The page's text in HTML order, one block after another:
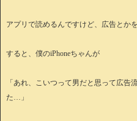
アプリで読めるんですけど、広告とか
すると、僕のiPhoneちゃんが
「あれ、こいつって男だと思って広告
た…」